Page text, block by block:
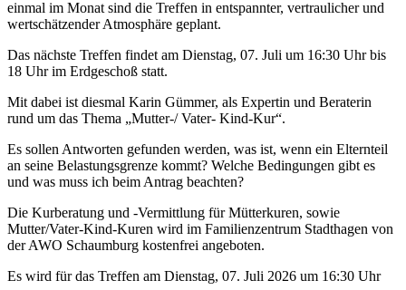
einmal im Monat sind die Treffen in entspannter, vertraulicher und
wertschätzender Atmosphäre geplant.
Das nächste Treffen findet am Dienstag, 07. Juli um 16:30 Uhr bis
18 Uhr im Erdgeschoß statt.
Mit dabei ist diesmal Karin Gümmer, als Expertin und Beraterin
rund um das Thema „Mutter-/ Vater- Kind-Kur“.
Es sollen Antworten gefunden werden, was ist, wenn ein Elternteil
an seine Belastungsgrenze kommt? Welche Bedingungen gibt es
und was muss ich beim Antrag beachten?
Die Kurberatung und -Vermittlung für Mütterkuren, sowie
Mutter/Vater-Kind-Kuren wird im Familienzentrum Stadthagen von
der AWO Schaumburg kostenfrei angeboten.
Es wird für das Treffen am Dienstag, 07. Juli 2026 um 16:30 Uhr